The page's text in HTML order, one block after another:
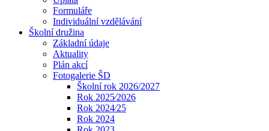
Formuláře
Individuální vzdělávání
Školní družina
Základní údaje
Aktuality
Plán akcí
Fotogalerie ŠD
Školní rok 2026/2027
Rok 2025⁄2026
Rok 2024⁄25
Rok 2024